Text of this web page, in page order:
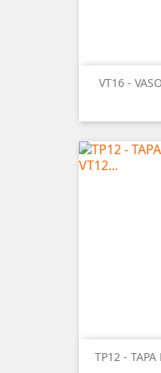
VT16 -
TP12 - TAPA